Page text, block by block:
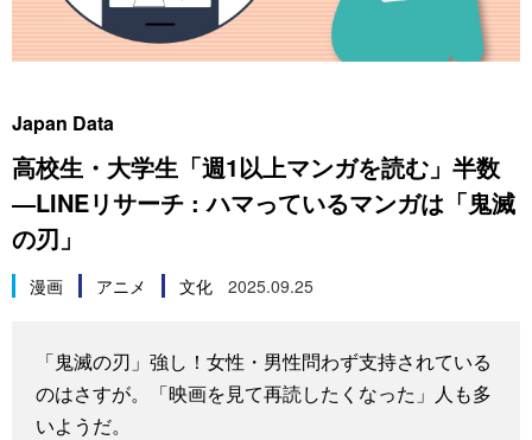
経済・ビジネス
社会
文化
科学・技術
スポーツ・東京2020
トップ
In-depth
旅と暮らし
動画/Live
Books
Topics
スポーツ・東京2020
お知らせ
Japan Data
高校生・大学生「週1以上マンガを読む」半数
―LINEリサーチ : ハマっているマンガは「鬼滅
の刃」
漫画 アニメ 文化 2025.09.25
「鬼滅の刃」強し！女性・男性問わず支持されている
のはさすが。「映画を見て再読したくなった」人も多
いようだ。